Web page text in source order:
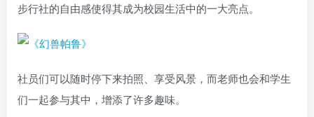
步行社的自由感使得其成为校园生活中的一大亮点。
社员们可以随时停下来拍照、享受风景，而老师也会和学生
们一起参与其中，增添了许多趣味。